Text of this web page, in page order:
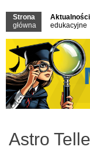
Strona
główna
Aktualności
edukacyjne
Astro